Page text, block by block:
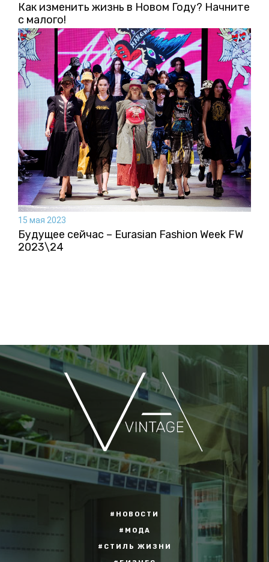
Как изменить жизнь в Новом Году? Начните
с малого!
15 мая 2023
Будущее сейчас – Eurasian Fashion Week FW
2023\24
#НОВОСТИ
#МОДА
#СТИЛЬ ЖИЗНИ